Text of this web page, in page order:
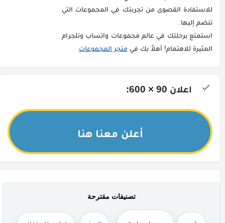
للاستفادة القصوى من تجربتك في المجموعات التي
تنضم إليها.
استمتع برحلتك في عالم مجموعات واتساب وتلجرام
المثيرة للاهتمام! أهلاً بك في متجر المجموعات
اعلان 90 × 600:
أعلن معنا هنا
تصنيفات مقترحة